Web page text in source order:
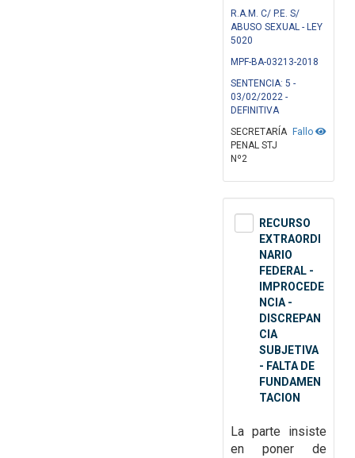
R.A.M. C/ P.E. S/
ABUSO SEXUAL - LEY
5020
MPF-BA-03213-2018
SENTENCIA: 5 -
03/02/2022 -
DEFINITIVA
Fallo
SECRETARÍA
PENAL STJ
Nº2
RECURSO
EXTRAORDI
NARIO
FEDERAL -
IMPROCEDE
NCIA -
DISCREPAN
CIA
SUBJETIVA
- FALTA DE
FUNDAMEN
TACION
La parte insiste
en poner de